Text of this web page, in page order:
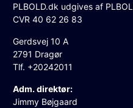
PLBOLD.dk udgives af
CVR 40 62 26 83
Gerdsvej 10 A
2791 Dragør
Tlf. +20242011
Adm. direktør:
Jimmy Bøjgaard